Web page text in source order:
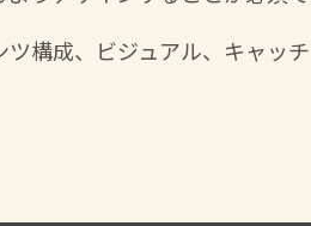
構成、ビジュアル、キャッ